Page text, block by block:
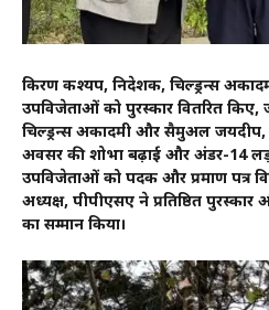
किरण कश्यप, निदेशक, चिल्ड्रन्स
उपविजेताओं को पुरस्कार वितरित किए,
चिल्ड्रन्स अकादमी और सैमुअल जयदीप,
अवसर की शोभा बढ़ाई और अंडर-14
उपविजेताओं को पदक और प्रमाण पत्र
अध्यक्ष, पीपीएसए ने प्रतिष्ठित पुरस्कार
का सम्मान किया।